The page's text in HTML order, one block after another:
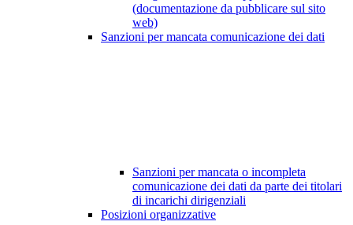
(documentazione da pubblicare sul sito
web)
Sanzioni per mancata comunicazione dei dati
Sanzioni per mancata o incompleta
comunicazione dei dati da parte dei titolari
di incarichi dirigenziali
Posizioni organizzative